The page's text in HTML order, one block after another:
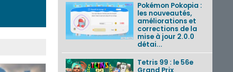
Pokémon Pokopia :
les nouveautés,
améliorations et
corrections de la
mise à jour 2.0.0
détai...
Tetris 99 : le 56e
Grand Prix